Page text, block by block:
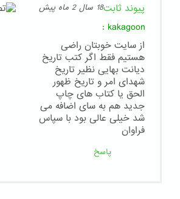
پیوند ثابت18 سال 2 ماه پیش
kakagoon
:
از سایت خوبتان راضی
هستیم فقط اگر کتب تاریخ
دیانت بهایی نظیر تاریخ
شهدای امر و تاریخ ظهور
الحق یا کتاب های چاپ
جدید هم به سای اضافه می
شد خیلی عالی بود با سپاس
فراوان
پاسخ